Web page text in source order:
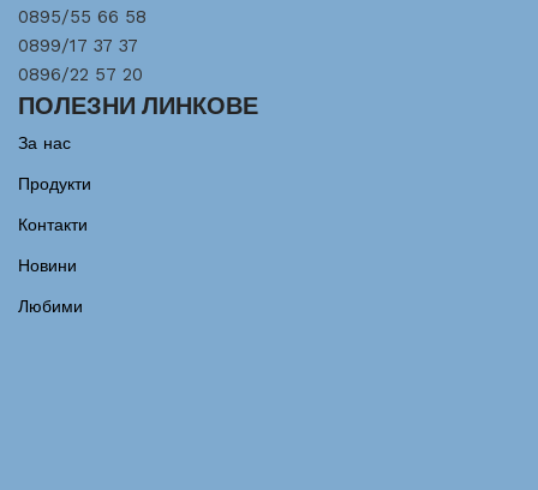
0895/55 66 58
0899/17 37 37
0896/22 57 20
ПОЛЕЗНИ ЛИНКОВЕ
За нас
Продукти
Контакти
Новини
Любими